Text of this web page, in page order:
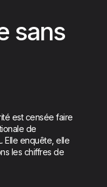
sans
est censée faire
de
Elle enquête, elle
les chiffres de